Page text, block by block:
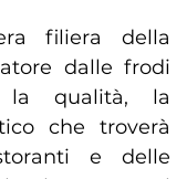
filiera della
dalle frodi
la qualità, la
che troverà
e delle